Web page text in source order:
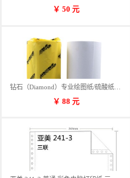
￥ 50 元
钻石（Diamond）专业绘图纸/硫酸纸 临摹纸 73g A4 297mm*70m 单卷装
￥ 88 元